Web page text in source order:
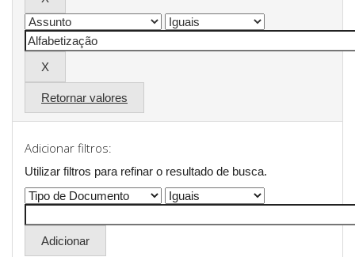
Retornar valores
Adicionar filtros:
Utilizar filtros para refinar o resultado de busca.